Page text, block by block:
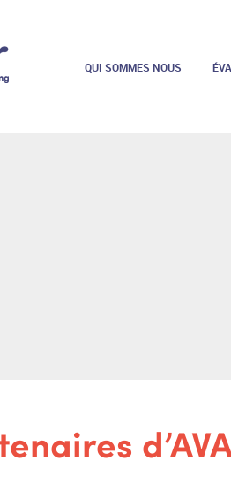
QUI SOMMES NOUS